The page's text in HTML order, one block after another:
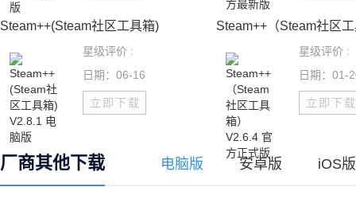
Steam++(Steam社区工具箱)
星级评价 :
日期：06-16
立即下载
Steam++（Steam社区
星级评价 :
日期：01-
立即下载
厂商其他下载 电脑版 安卓版 iOS版